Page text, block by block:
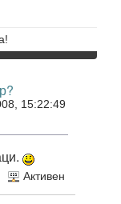
15:22:49
Активен